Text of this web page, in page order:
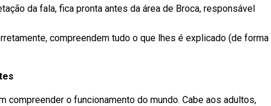
da fala, fica pronta antes da área de Broca, responsável
compreendem tudo o que lhes é explicado (de forma
compreender o funcionamento do mundo. Cabe aos adultos,